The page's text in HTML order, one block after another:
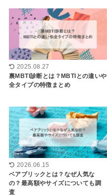
2025.08.27
裏MBTI診断とは？MBTIとの違いや
全タイプの特徴まとめ
2026.06.15
ベアブリックとは？なぜ人気な
の？最高額やサイズについても調
査